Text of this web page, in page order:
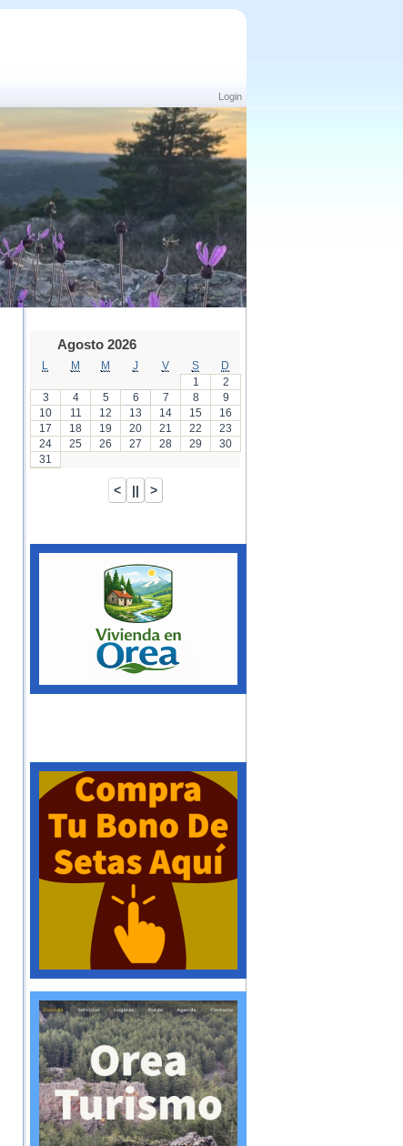
Login
Agosto 2026
M M J V S
D
1
2
3
4 5 6 7 8
9
10
11 12 13 14 15
16
17
18 19 20 21 22
23
24
25 26 27 28 29
30
31